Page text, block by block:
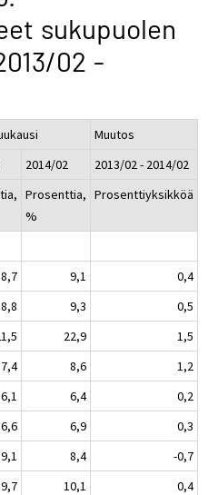
sukupuolen
02 -
Muutos
2014/02
2013/02 - 2014/02
Prosenttia,
%
Prosenttiyksikköä
8,7 9,1
0,4
8,8 9,3
0,5
22,9
1,5
7,4 8,6
1,2
6,1 6,4
0,2
6,6 6,9
0,3
9,1 8,4
-0,7
9,7 10,1
0,4